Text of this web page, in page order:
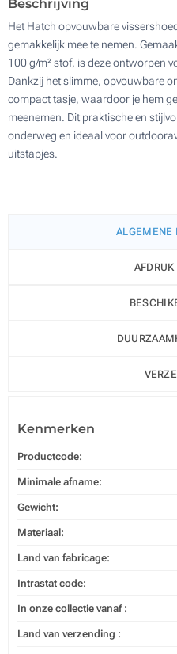
Beschrijving
Het Hatch opvouwbare
gemakkelijk mee te nemen.
100 g/m² stof, is deze ontworpen
Dankzij het slimme, opvouwbare
compact tasje, waardoor je hem
meenemen. Dit praktische en
onderweg en ideaal voor
uitstapjes.
ALGEMENE
Kenmerken
Productcode:
Minimale afname:
Gewicht:
Materiaal:
Land van fabricage:
Intrastat code:
In onze collectie vanaf :
Land van verzending :